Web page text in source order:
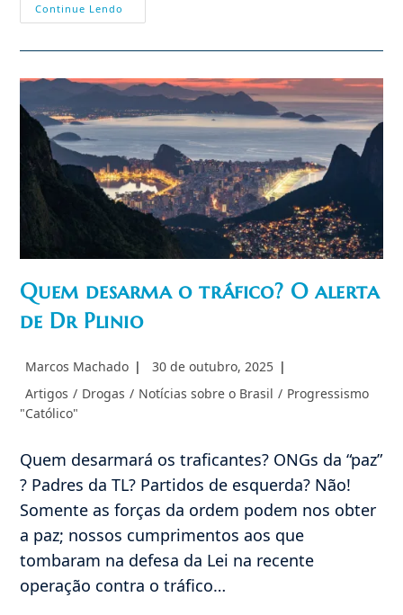
Continue Lendo
Eleições
Esquerda
Quem desarma o tráfico? O alerta
de Dr Plinio
Autor
post:
Marcos Machado
Post
30 de outubro, 2025
Categoria
do
Artigos / Drogas / Notícias sobre o Brasil / Progressismo
"Católico"
Quem desarmará os traficantes? ONGs da “paz”
? Padres da TL? Partidos de esquerda? Não!
Somente as forças da ordem podem nos obter
a paz; nossos cumprimentos aos que
tombaram na defesa da Lei na recente
operação contra o tráfico…